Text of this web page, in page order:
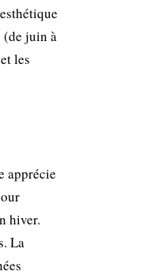
(de juin à
les
apprécie
hiver.
La